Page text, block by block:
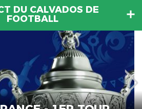
DU CALVADOS DE
FOOTBALL